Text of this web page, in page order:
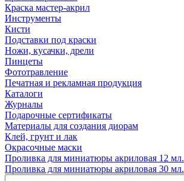
Краска мастер-акрил
Инструменты
Кисти
Подставки под краски
Ножи, кусачки, дрели
Пинцеты
Фототравление
Печатная и рекламная продукция
Каталоги
Журналы
Подарочные сертификаты
Материалы для создания диорам
Клей, грунт и лак
Окрасочные маски
Проливка для миниатюры акриловая 12 мл.
Проливка для миниатюры акриловая 30 мл.